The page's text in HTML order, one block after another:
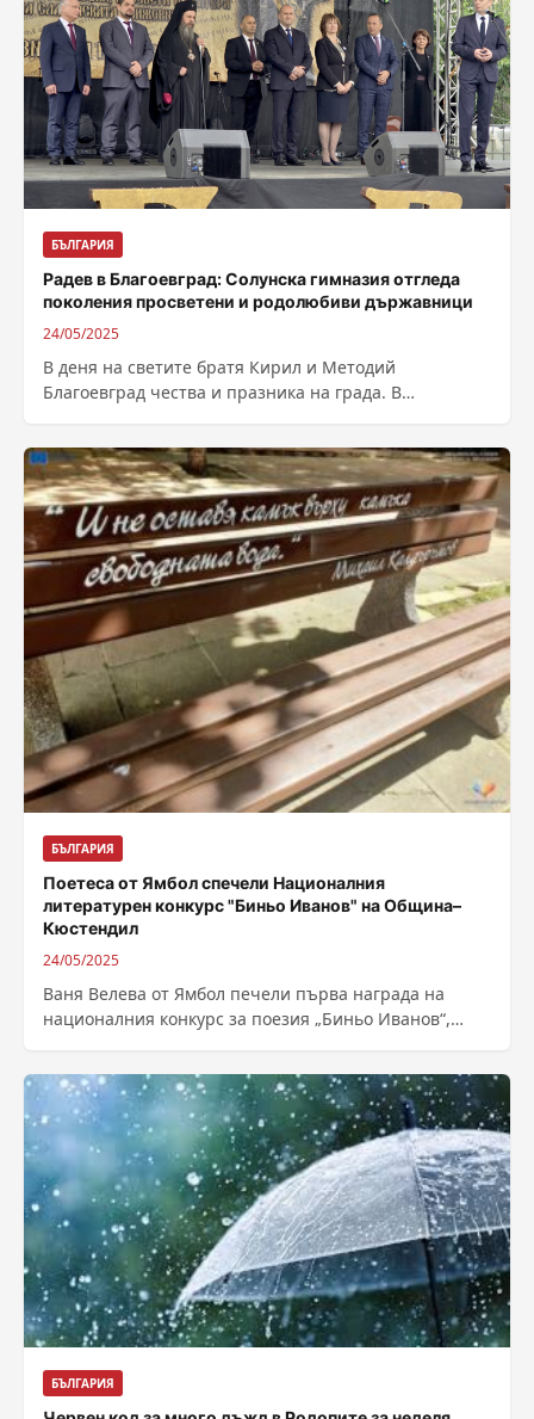
БЪЛГАРИЯ
Радев в Благоевград: Солунска гимназия отгледа
поколения просветени и родолюбиви държавници
24/05/2025
В деня на светите братя Кирил и Методий
Благоевград чества и празника на града. В
БЪЛГАРИЯ
Поетеса от Ямбол спечели Националния
литературен конкурс "Биньо Иванов" на Община–
Кюстендил
24/05/2025
Ваня Велева от Ямбол печели първа награда на
националния конкурс за поезия „Биньо Иванов“,
Кюстендил,...
БЪЛГАРИЯ